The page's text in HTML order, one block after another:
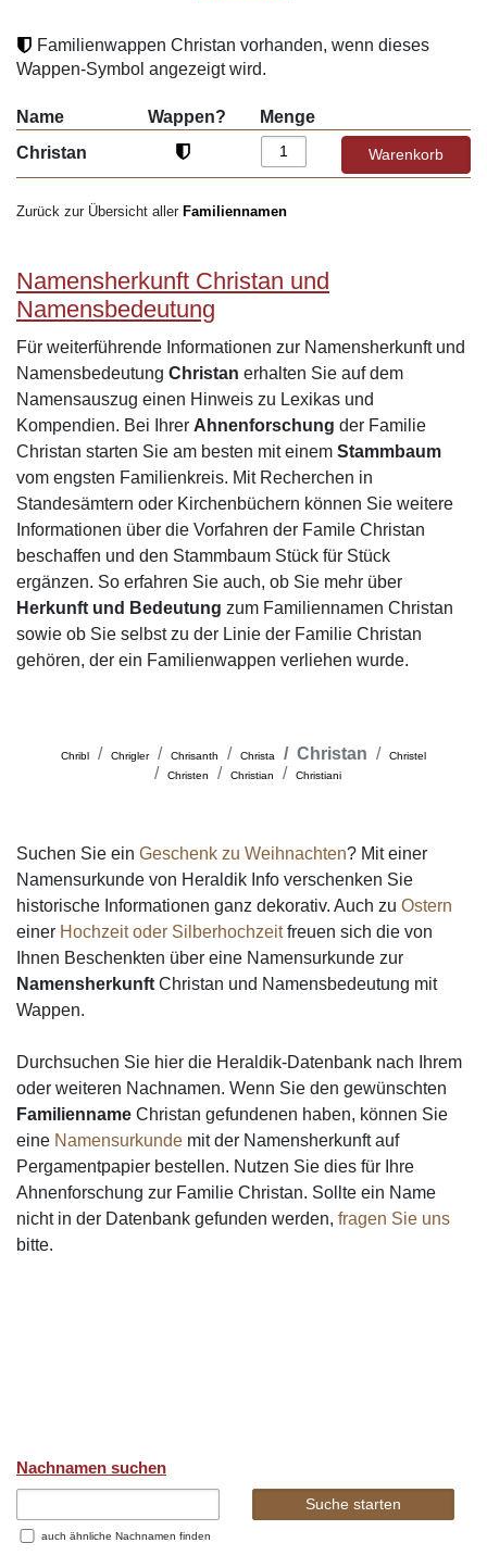
Familienwappen Christan vorhanden, wenn dieses
Wappen-Symbol angezeigt wird.
Name Wappen?
Menge
Christan
Zurück zur Übersicht aller Familiennamen
Namensherkunft Christan und
Namensbedeutung
Für weiterführende Informationen zur Namensherkunft und
Namensbedeutung Christan erhalten Sie auf dem
Namensauszug einen Hinweis zu Lexikas und
Kompendien. Bei Ihrer Ahnenforschung der Familie
Christan starten Sie am besten mit einem Stammbaum
vom engsten Familienkreis. Mit Recherchen in
Standesämtern oder Kirchenbüchern können Sie weitere
Informationen über die Vorfahren der Famile Christan
beschaffen und den Stammbaum Stück für Stück
ergänzen. So erfahren Sie auch, ob Sie mehr über
Herkunft und Bedeutung zum Familiennamen Christan
sowie ob Sie selbst zu der Linie der Familie Christan
gehören, der ein Familienwappen verliehen wurde.
Chribl Chrigler Chrisanth Christa Christan
Christel
Christen
Christian Christiani
Suchen Sie ein Geschenk zu Weihnachten? Mit einer
Namensurkunde von Heraldik Info verschenken Sie
historische Informationen ganz dekorativ. Auch zu Ostern
einer Hochzeit oder Silberhochzeitfreuen sich die von
Ihnen Beschenkten über eine Namensurkunde zur
Namensherkunft Christan und Namensbedeutung mit
Wappen.
Durchsuchen Sie hier die Heraldik-Datenbank nach Ihrem
oder weiteren Nachnamen. Wenn Sie den gewünschten
Familienname Christan gefundenen haben, können Sie
eine Namensurkunde mit der Namensherkunft auf
Pergamentpapier bestellen. Nutzen Sie dies für Ihre
Ahnenforschung zur Familie Christan. Sollte ein Name
nicht in der Datenbank gefunden werden, fragen Sie uns
bitte.
Nachnamen suchen
auch ähnliche Nachnamen finden